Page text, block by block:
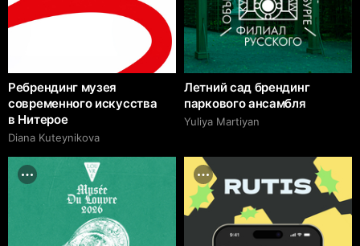
Ребрендинг музея
современного искусства
в Нитерое
Diana Kuteynikova
Летний сад брендинг
паркового ансамбля
Yuliya Martiyan